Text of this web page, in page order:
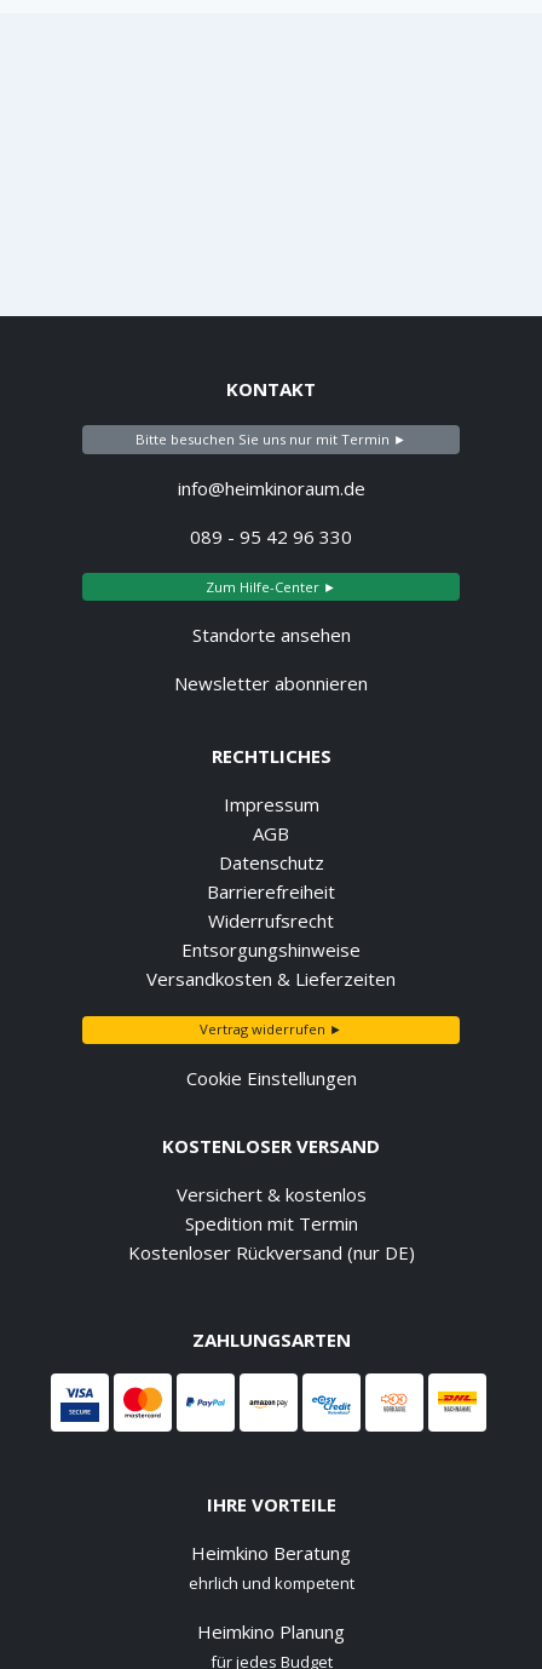
KONTAKT
Bitte besuchen Sie uns nur mit Termin ►
info@heimkinoraum.de
089 - 95 42 96 330
Zum Hilfe-Center ►
Standorte ansehen
Newsletter abonnieren
RECHTLICHES
Impressum
AGB
Datenschutz
Barrierefreiheit
Widerrufsrecht
Entsorgungshinweise
Versandkosten & Lieferzeiten
Vertrag widerrufen ►
Cookie Einstellungen
KOSTENLOSER VERSAND
Versichert & kostenlos
Spedition mit Termin
Kostenloser Rückversand (nur DE)
ZAHLUNGSARTEN
IHRE VORTEILE
Heimkino Beratung
ehrlich und kompetent
Heimkino Planung
für jedes Budget